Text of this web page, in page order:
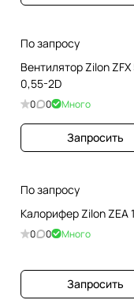
По запросу
Вентилятор Zilon
0,55-2D
0 0 Много
Запросить
По запросу
Калорифер Zilon ZEA
0 0 Много
Запросить